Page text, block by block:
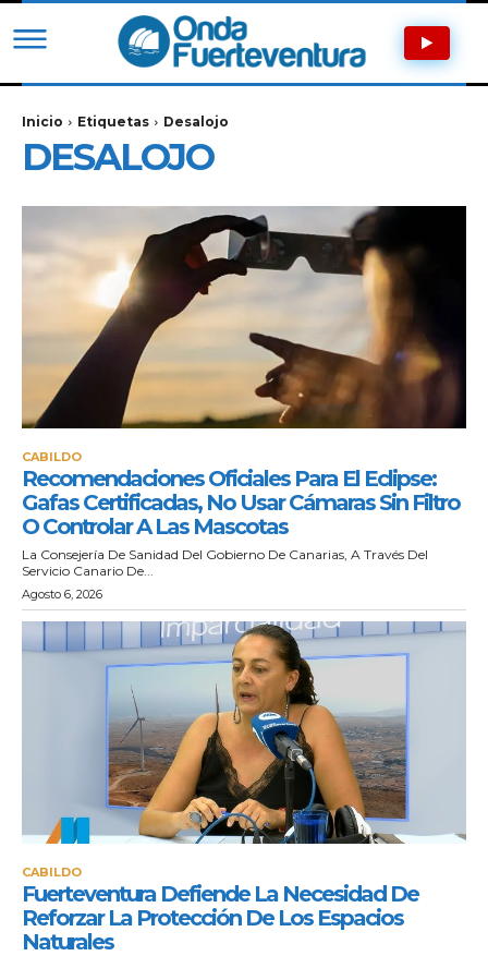
Inicio Etiquetas Desalojo
DESALOJO
CABILDO
Recomendaciones Oficiales Para El Eclipse:
Gafas Certificadas, No Usar Cámaras Sin Filtro
O Controlar A Las Mascotas
La Consejería De Sanidad Del Gobierno De Canarias, A Través Del
Servicio Canario De...
Agosto 6, 2026
CABILDO
Fuerteventura Defiende La Necesidad De
Reforzar La Protección De Los Espacios
Naturales